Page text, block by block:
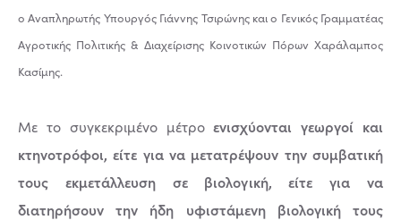
ο Αναπληρωτής Υπουργός Γιάννης Τσιρώνης και ο Γενικός Γραμματέας
Αγροτικής Πολιτικής & Διαχείρισης Κοινοτικών Πόρων Χαράλαμπος
Κασίμης.
Με το συγκεκριμένο μέτροενισχύονται γεωργοί και
κτηνοτρόφοι, είτε για να μετατρέψουν την συμβατική
τους εκμετάλλευση σε βιολογική, είτε για να
διατηρήσουν την ήδη υφιστάμενη βιολογική τους